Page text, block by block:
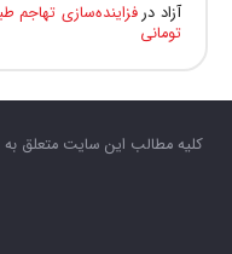
آزاددر
تومانی
کلیه مطالب این سایت متعلق به